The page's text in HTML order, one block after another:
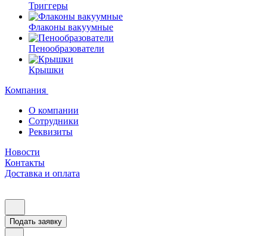
Триггеры
Флаконы вакуумные
Пенообразователи
Крышки
Компания
О компании
Сотрудники
Реквизиты
Новости
Контакты
Доставка и оплата
Подать заявку